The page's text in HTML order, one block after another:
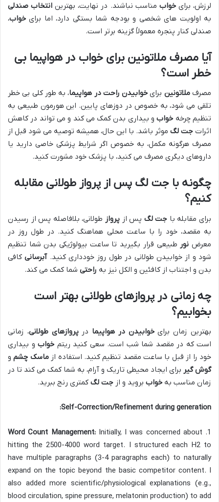
لرزش، برایخواب مناسب نباشند. در نهایت، بهترین انتخاب صندلی
به اولویت های شخصی و بودجه شما بستگی دارد، اما برای خواب،
صندلی کنار پنجره معمولاً گزینه برتر است.
آیا مصرف ملاتونین برای خواب در هواپیما بی
خطر است؟
مصرفملاتونین برای خوابیدن راحت در هواپیما، به طور کلی بی خطر
تلقی می شود، به خصوص در دوزهای پایین. این هورمون طبیعی به
تنظیم چرخه خوابو بیداری بدن کمک می کند و می تواند در کاهش
اثرات جت لگ موثر باشد. با این حال، همیشه توصیه می شود قبل از
مصرف هرگونه مکمل، به خصوص اگر شرایط پزشکی خاصی دارید یا
داروهای دیگری مصرف می کنید، با پزشک خود مشورت کنید.
چگونه با جت لگ پس از پرواز طولانی مقابله
کنیم؟
برای مقابله با جت لگ پس ازپرواز طولانی، بلافاصله پس از رسیدن
به مقصد، خود را با ساعت محلی هماهنگ کنید. در طول روز در
معرض نور طبیعی قرار بگیرید تا ساعت بیولوژیکی بدن شما تنظیم
شود و از خوابیدن طولانی در طول روز خودداری کنید.آبرسانیکافی
بدن و اجتناب از کافئین و الکل نیز به راحتی شما کمک می کند.
چه زمانی در پروازهای طولانی بهتر است
بخوابیم؟
بهترین زمان برایخوابیدن در هواپیما درپروازهای طولانی، زمانی
است که در مقصد شما شب است. سعی کنید ریتم خواب و بیداری
خود را از قبل با ساعت مقصد تنظیم کنید. استفاده ازماسک چشمو
گوش گیر برای ایجاد محیطی تاریک و آرام، به شما کمک می کند تا در
زمان مناسب به خواب بروید و از جت لگ کمتری رنج ببرید.
Self-Correction/Refinement during generation:
1.
Word Count Management:Initially, I was concerned about
hitting the 2500-4000 word target. I structured each H2 to
have multiple paragraphs (3-4 paragraphs each) to naturally
expand on the topic beyond the basic competitor content. I
also added more scientific/physiological explanations (e.g.,
blood circulation, spine pressure, melatonin production) to add